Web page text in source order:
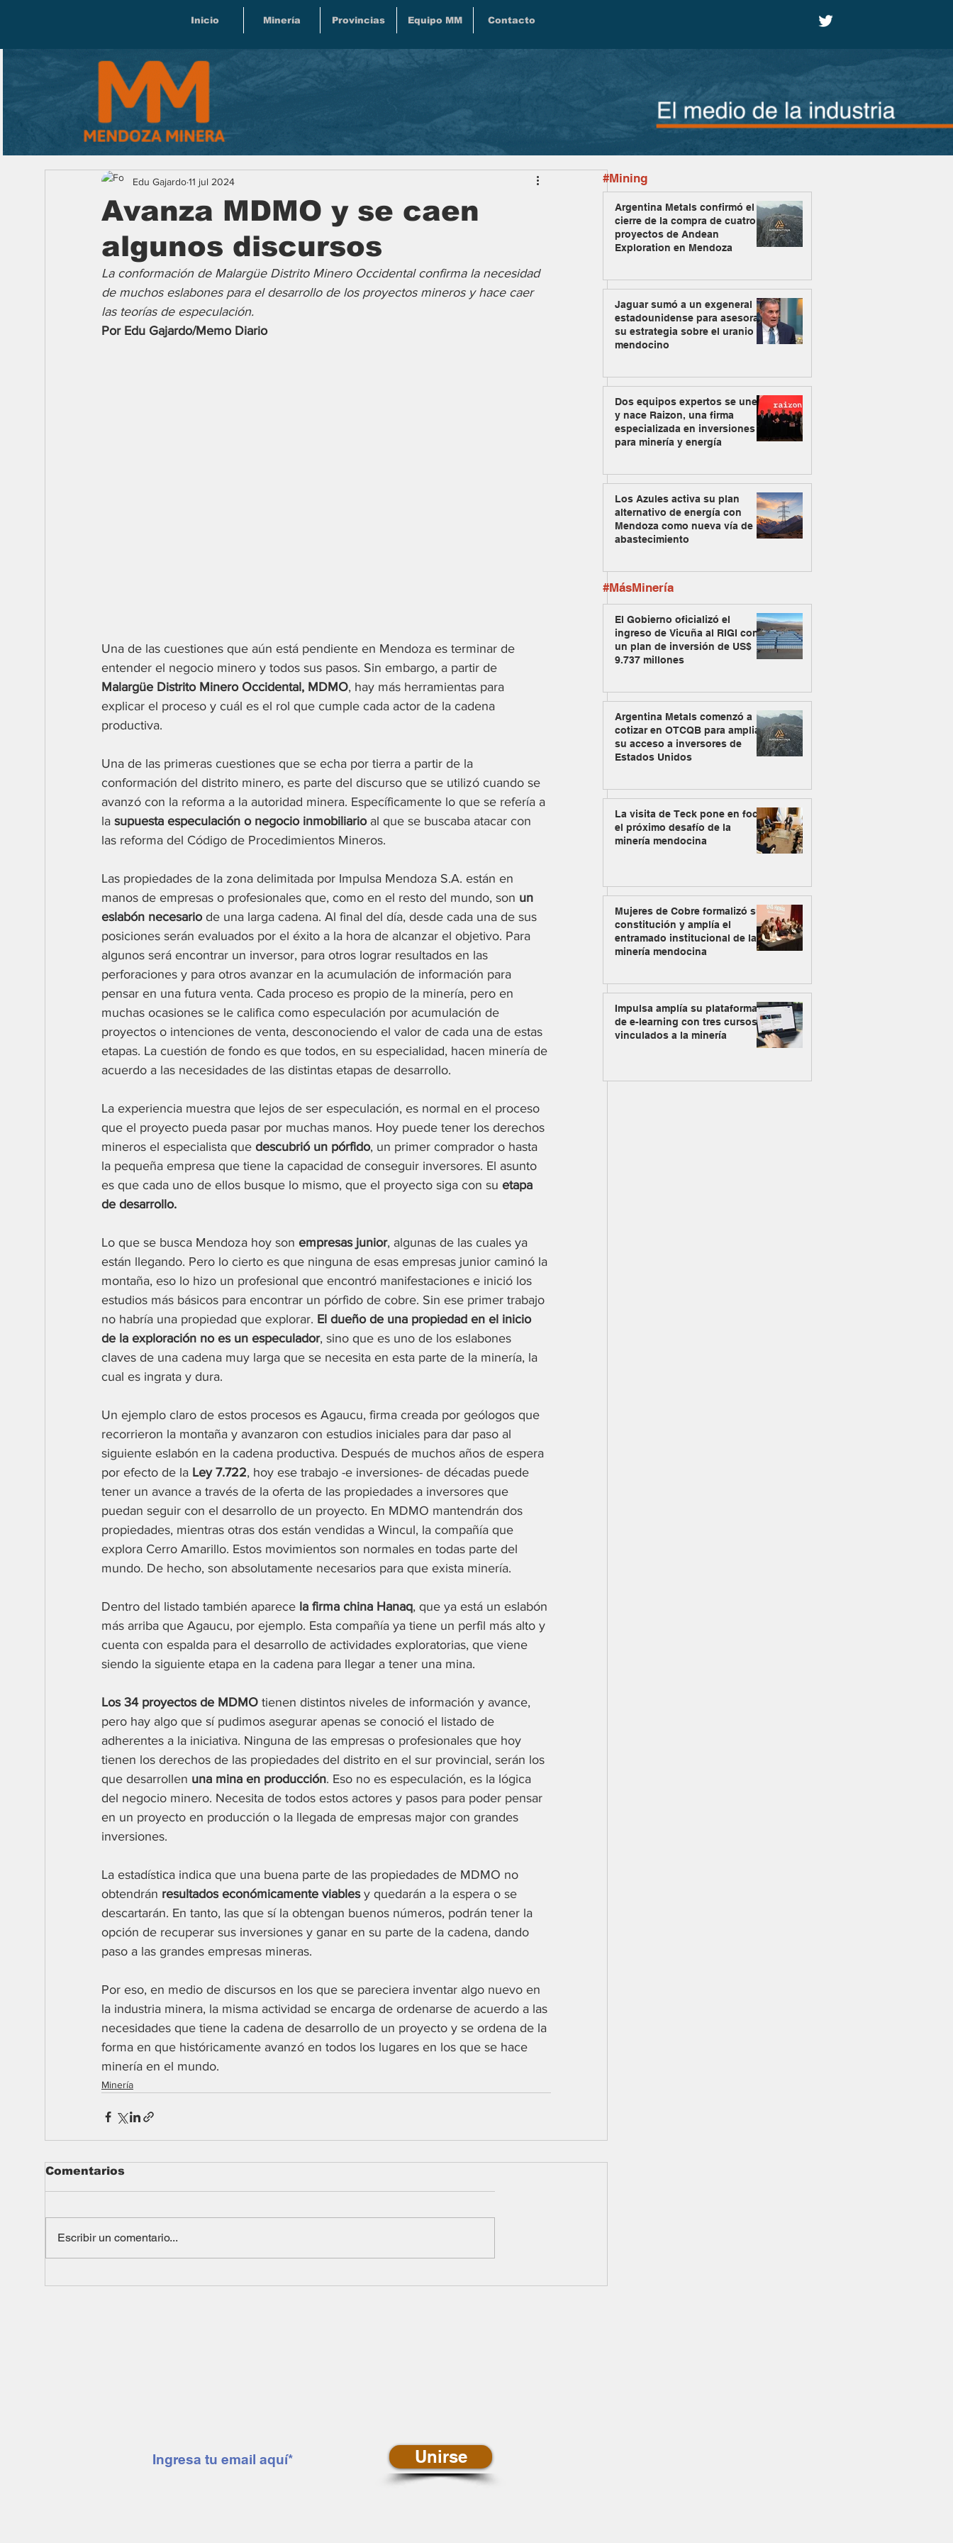
Inicio Minería Provincias Equipo MM Contacto
Avanza MDMO y se caen
algunos discursos
Edu Gajardo11 jul 2024
La conformación de Malargüe Distrito Minero Occidental confirma la necesidad
de muchos eslabones para el desarrollo de los proyectos mineros y hace caer
las teorías de especulación.
Por Edu Gajardo/Memo Diario
Una de las cuestiones que aún está pendiente en Mendoza es terminar de
entender el negocio minero y todos sus pasos. Sin embargo, a partir de
Malargüe Distrito Minero Occidental, MDMO, hay más herramientas para
explicar el proceso y cuál es el rol que cumple cada actor de la cadena
productiva.
Una de las primeras cuestiones que se echa por tierra a partir de la
conformación del distrito minero, es parte del discurso que se utilizó cuando se
avanzó con la reforma a la autoridad minera. Específicamente lo que se refería a
la supuesta especulación o negocio inmobiliario al que se buscaba atacar con
las reforma del Código de Procedimientos Mineros.
Las propiedades de la zona delimitada por Impulsa Mendoza S.A. están en
manos de empresas o profesionales que, como en el resto del mundo, son un
eslabón necesario de una larga cadena. Al final del día, desde cada una de sus
posiciones serán evaluados por el éxito a la hora de alcanzar el objetivo. Para
algunos será encontrar un inversor, para otros lograr resultados en las
perforaciones y para otros avanzar en la acumulación de información para
pensar en una futura venta. Cada proceso es propio de la minería, pero en
muchas ocasiones se le califica como especulación por acumulación de
proyectos o intenciones de venta, desconociendo el valor de cada una de estas
etapas. La cuestión de fondo es que todos, en su especialidad, hacen minería de
acuerdo a las necesidades de las distintas etapas de desarrollo.
La experiencia muestra que lejos de ser especulación, es normal en el proceso
que el proyecto pueda pasar por muchas manos. Hoy puede tener los derechos
mineros el especialista que descubrió un pórfido, un primer comprador o hasta
la pequeña empresa que tiene la capacidad de conseguir inversores. El asunto
es que cada uno de ellos busque lo mismo, que el proyecto siga con su etapa
de desarrollo.
Lo que se busca Mendoza hoy son empresas junior, algunas de las cuales ya
están llegando. Pero lo cierto es que ninguna de esas empresas junior caminó la
montaña, eso lo hizo un profesional que encontró manifestaciones e inició los
estudios más básicos para encontrar un pórfido de cobre. Sin ese primer trabajo
no habría una propiedad que explorar. El dueño de una propiedad en el inicio
de la exploración no es un especulador, sino que es uno de los eslabones
claves de una cadena muy larga que se necesita en esta parte de la minería, la
cual es ingrata y dura.
Un ejemplo claro de estos procesos es Agaucu, firma creada por geólogos que
recorrieron la montaña y avanzaron con estudios iniciales para dar paso al
siguiente eslabón en la cadena productiva. Después de muchos años de espera
por efecto de la Ley 7.722, hoy ese trabajo -e inversiones- de décadas puede
tener un avance a través de la oferta de las propiedades a inversores que
puedan seguir con el desarrollo de un proyecto. En MDMO mantendrán dos
propiedades, mientras otras dos están vendidas a Wincul, la compañía que
explora Cerro Amarillo. Estos movimientos son normales en todas parte del
mundo. De hecho, son absolutamente necesarios para que exista minería.
Dentro del listado también aparece la firma china Hanaq, que ya está un eslabón
más arriba que Agaucu, por ejemplo. Esta compañía ya tiene un perfil más alto y
cuenta con espalda para el desarrollo de actividades exploratorias, que viene
siendo la siguiente etapa en la cadena para llegar a tener una mina.
Los 34 proyectos de MDMO tienen distintos niveles de información y avance,
pero hay algo que sí pudimos asegurar apenas se conoció el listado de
adherentes a la iniciativa. Ninguna de las empresas o profesionales que hoy
tienen los derechos de las propiedades del distrito en el sur provincial, serán los
que desarrollen una mina en producción. Eso no es especulación, es la lógica
del negocio minero. Necesita de todos estos actores y pasos para poder pensar
en un proyecto en producción o la llegada de empresas major con grandes
inversiones.
La estadística indica que una buena parte de las propiedades de MDMO no
obtendrán resultados económicamente viables y quedarán a la espera o se
descartarán. En tanto, las que sí la obtengan buenos números, podrán tener la
opción de recuperar sus inversiones y ganar en su parte de la cadena, dando
paso a las grandes empresas mineras.
Por eso, en medio de discursos en los que se pareciera inventar algo nuevo en
la industria minera, la misma actividad se encarga de ordenarse de acuerdo a las
necesidades que tiene la cadena de desarrollo de un proyecto y se ordena de la
forma en que históricamente avanzó en todos los lugares en los que se hace
minería en el mundo.
Minería
Comentarios
Escribir un comentario...
El Gobierno oficializó el
ingreso de Vicuña al RIGI con
un plan de inversión de US$
9.737 millones
Argentina Metals comenzó a
cotizar en OTCQB para ampliar
su acceso a inversores de
Estados Unidos
La visita de Teck pone en foco
el próximo desafío de la
minería mendocina
Mujeres de Cobre formalizó su
constitución y amplía el
entramado institucional de la
minería mendocina
Impulsa amplía su plataforma
de e-learning con tres cursos
vinculados a la minería
#Mining
Argentina Metals confirmó el
cierre de la compra de cuatro
proyectos de Andean
Exploration en Mendoza
Jaguar sumó a un exgeneral
estadounidense para asesorar
su estrategia sobre el uranio
mendocino
Dos equipos expertos se unen
y nace Raizon, una firma
especializada en inversiones
para minería y energía
Los Azules activa su plan
alternativo de energía con
Mendoza como nueva vía de
abastecimiento
#MásMinería
Unirse